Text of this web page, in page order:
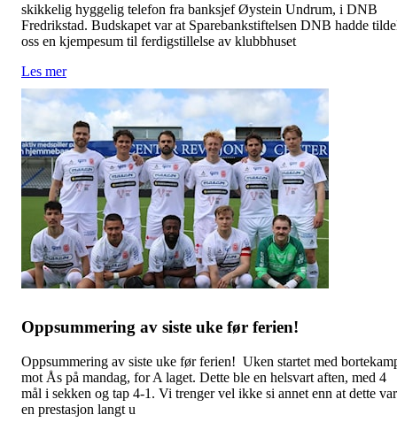
skikkelig hyggelig telefon fra banksjef Øystein Undrum, i DNB
Fredrikstad. Budskapet var at Sparebankstiftelsen DNB hadde
oss en kjempesum til ferdigstillelse av klubbhuset
Les mer
Oppsummering av siste uke før ferien!
Oppsummering av siste uke før ferien! Uken startet med
mot Ås på mandag, for A laget. Dette ble en helsvart aften, med 4
mål i sekken og tap 4-1. Vi trenger vel ikke si annet enn at dette var
en prestasjon langt u